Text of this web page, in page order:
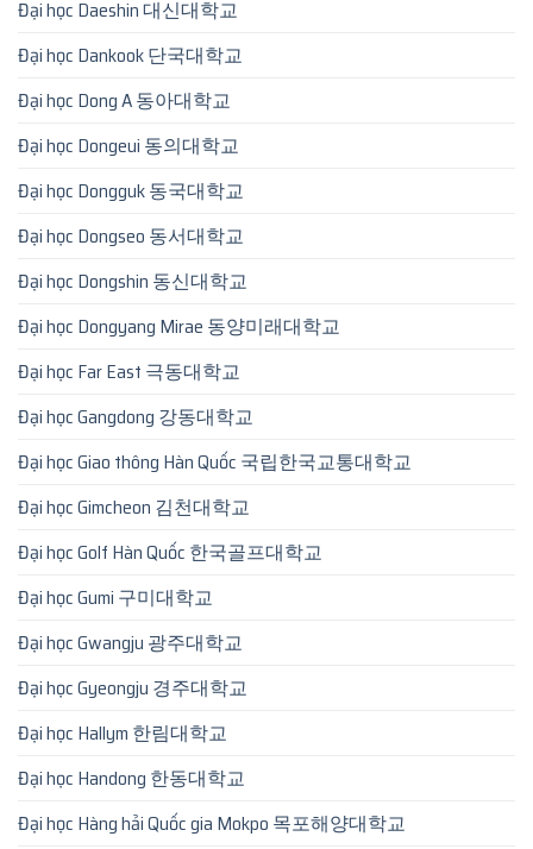
Đại học Daeshin 대신대학교
Đại học Dankook 단국대학교
Đại học Dong A 동아대학교
Đại học Dongeui 동의대학교
Đại học Dongguk 동국대학교
Đại học Dongseo 동서대학교
Đại học Dongshin 동신대학교
Đại học Dongyang Mirae 동양미래대학교
Đại học Far East 극동대학교
Đại học Gangdong 강동대학교
Đại học Giao thông Hàn Quốc 국립한국교통대학교
Đại học Gimcheon 김천대학교
Đại học Golf Hàn Quốc 한국골프대학교
Đại học Gumi 구미대학교
Đại học Gwangju 광주대학교
Đại học Gyeongju 경주대학교
Đại học Hallym 한림대학교
Đại học Handong 한동대학교
Đại học Hàng hải Quốc gia Mokpo 목포해양대학교